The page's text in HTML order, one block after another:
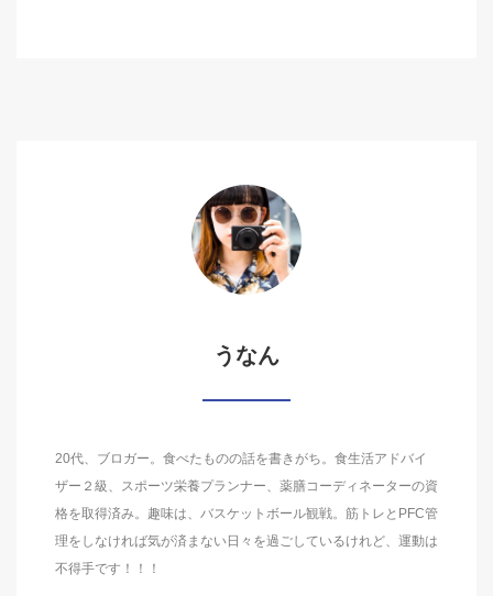
うなん
20代、ブロガー。食べたものの話を書きがち。食生活アドバイ
ザー２級、スポーツ栄養プランナー、薬膳コーディネーターの資
格を取得済み。趣味は、バスケットボール観戦。筋トレとPFC管
理をしなければ気が済まない日々を過ごしているけれど、運動は
不得手です！！！